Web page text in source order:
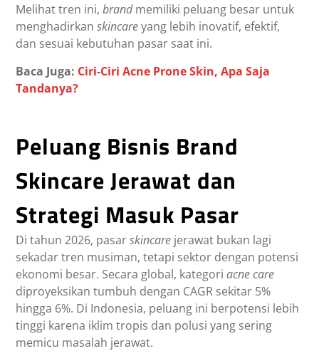
Melihat tren ini,brandmemiliki peluang besar untuk
menghadirkanskincareyang lebih inovatif, efektif,
dan sesuai kebutuhan pasar saat ini.
Baca Juga: Ciri-Ciri Acne Prone Skin, Apa Saja
Tandanya?
Peluang Bisnis Brand
Skincare Jerawat dan
Strategi Masuk Pasar
Di tahun 2026, pasarskincare jerawat bukan lagi
sekadar tren musiman, tetapi sektor dengan potensi
ekonomi besar. Secara global, kategoriacne care
diproyeksikan tumbuh dengan CAGR sekitar 5%
hingga 6%. Di Indonesia, peluang ini berpotensi lebih
tinggi karena iklim tropis dan polusi yang sering
memicu masalah jerawat.